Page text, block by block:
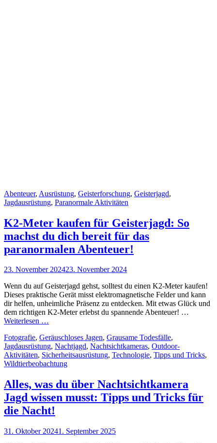
Cat
Links
Abenteuer, Ausrüstung, Geisterforschung, Geisterjagd,
Jagdausrüstung, Paranormale Aktivitäten
K2-Meter kaufen für Geisterjagd: So
machst du dich bereit für das
paranormalen Abenteuer!
Posted
23. November 202423. November 2024
Wenn du auf Geisterjagd gehst, solltest du einen K2-Meter kaufen!
Dieses praktische Gerät misst elektromagnetische Felder und kann
dir helfen, unheimliche Präsenz zu entdecken. Mit etwas Glück und
dem richtigen K2-Meter erlebst du spannende Abenteuer! …
Weiterlesen …
kaufen
für
Geisterjagd:
So
du
dich
bereit
für
das
Abenteuer!
Cat
Links
Fotografie, Geräuschloses Jagen, Grausame Todesfälle,
Jagdausrüstung, Nachtjagd, Nachtsichtkameras, Outdoor-
Aktivitäten, Sicherheitsausrüstung, Technologie, Tipps und Tricks,
Wildtierbeobachtung
Alles, was du über Nachtsichtkamera
Jagd wissen musst: Tipps und Tricks für
die Nacht!
Posted
31. Oktober 20241. September 2025